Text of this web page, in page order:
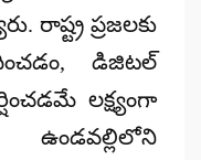
ప్రజలకు
డిజిటల్
లక్ష్యంగా